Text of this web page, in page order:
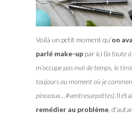
Voilà un petit moment qu’on
parlé make-uppar ici (la faute
m’occupe pas mal de temps, le
toujours au moment où je
pinceaux…#ventresurpattes).Il
remédier au problème,